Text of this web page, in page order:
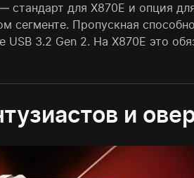
для X870E и опция
сегменте. Пропускная
3.2 Gen 2. На X870E это
и